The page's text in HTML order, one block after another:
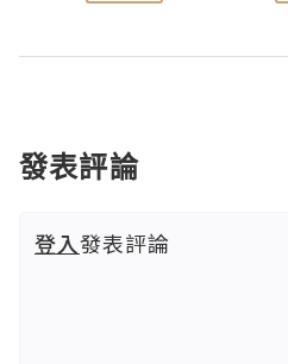
發表評論
登入發表評論